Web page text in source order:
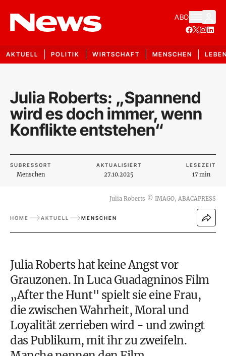
ABO
AKTUELL POLITIK WIRTSCHAFT MENSCHEN
Julia Roberts: „Spannend
wird es doch immer, wenn
Konflikte entstehen“
SUBRESSORT
Menschen
AKTUALISIERT
27.10.2025
LESEZEIT
17 min
Julia Roberts © IMAGO, ABACAPRESS
HOME AKTUELL MENSCHEN
Julia Roberts hat keine Angst vor
Grauzonen. In Luca Guadagninos Film
„After the Hunt" spielt sie eine Frau,
die zwischen Wahrheit, Moral und
Loyalität zerrieben wird - und zwingt
das Publikum, mit ihr zu zweifeln.